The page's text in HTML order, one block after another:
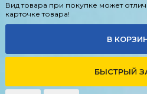
Вид товара при покупке может
карточке товара!
В
БЫСТРЫЙ